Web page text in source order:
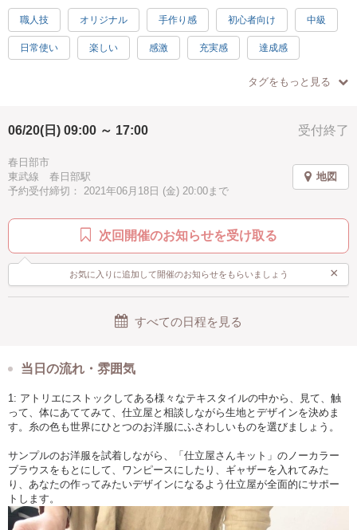
プロの仕事を直接見ることができたり、
専門の道具や技術に間近で触れて
特別な服作り体験をすることができます。
十色社でストックしている
様々な色と素材の生地の中から
仕立屋さんと相談しながら
自由に選べる、という特典もあります。
持ち込みも大歓迎です。
十色社にあるたくさんの
手作り服のサンプルを見て
インスピレーションを得たり
仕立屋さんと相談しながら
初心者の方でも上級者の方でも
ワークショップ内容と
アドバイスを提供します。
服を仕立てる時間を共有するのも
いい刺激になりますし
楽しい特別な時間を過ごせると思います。
仕立屋さんキットの型紙をアレンジして
ワンピースにしてみたい、
職人技 オリジナル 手作り感 初心者向け 中級
日常使い 楽しい 感激 充実感 達成感
タグをもっと見る
受付終了
06/20(日) 09:00 ～ 17:00
春日部市
東武線 春日部駅
予約受付締切： 2021年06月18日 (金) 20:00まで
地図
次回開催のお知らせを受け取る
お気に入りに追加して開催のお知らせをもらいましょう ×
すべての日程を見る
当日の流れ・雰囲気
1: アトリエにストックしてある様々なテキスタイルの中から、見て、触
って、体にあててみて、仕立屋と相談しながら生地とデザインを決めま
す。糸の色も世界にひとつのお洋服にふさわしいものを選びましょう。
サンプルのお洋服を試着しながら、「仕立屋さんキット」のノーカラー
ブラウスをもとにして、ワンピースにしたり、ギャザーを入れてみた
り、あなたの作ってみたいデザインになるよう仕立屋が全面的にサポー
トします。